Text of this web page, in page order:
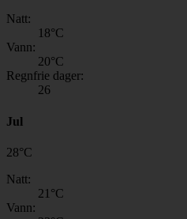
Natt:
18°C
Vann:
20°C
Regnfrie dager:
26
Jul
28°C
Natt:
21 °C
Vann: